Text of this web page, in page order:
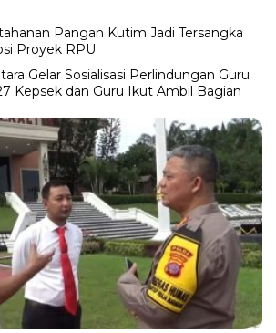
Pangan Kutim Jadi Tersangka
Proyek RPU
Gelar Sosialisasi Perlindungan Guru
Kepsek dan Guru Ikut Ambil Bagian